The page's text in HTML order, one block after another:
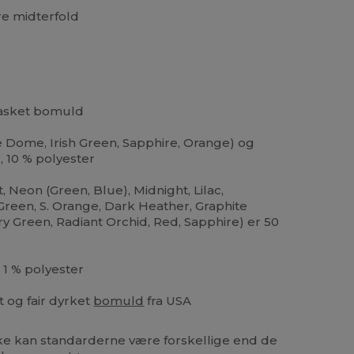
midterfold
bomuld
Irish Green, Sapphire, Orange) og
10 % polyester
Neon (Green, Blue), Midnight, Lilac,
S. Orange, Dark Heather, Graphite
Green, Radiant Orchid, Red, Sapphire) er 50
% polyester
og fair dyrket bomuld fra USA
kan standarderne være forskellige end de